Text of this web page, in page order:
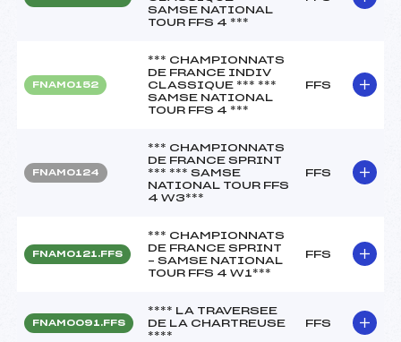
SAMSE NATIONAL
TOUR FFS 4 ***
FNAM0152
*** CHAMPIONNATS
DE FRANCE INDIV
CLASSIQUE *** ***
SAMSE NATIONAL
TOUR FFS 4 ***
FFS
FNAM0124
*** CHAMPIONNATS
DE FRANCE SPRINT
*** *** SAMSE
NATIONAL TOUR FFS
4 W3***
FFS
FNAM0121.FFS
*** CHAMPIONNATS
DE FRANCE SPRINT
– SAMSE NATIONAL
TOUR FFS 4 W1***
FFS
FNAM0091.FFS
**** LA TRAVERSEE
DE LA CHARTREUSE
****
FFS